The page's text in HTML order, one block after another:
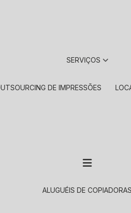
SERVIÇOS
OUTSOURCING DE IMPRESSÕES
ALUGUÉIS DE COPIADORAS